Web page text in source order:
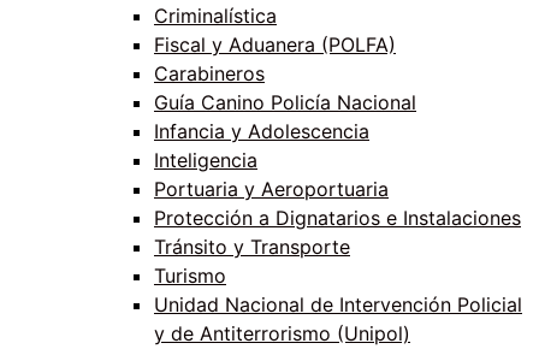
Criminalística
Fiscal y Aduanera (POLFA)
Carabineros
Guía Canino Policía Nacional
Infancia y Adolescencia
Inteligencia
Portuaria y Aeroportuaria
Protección a Dignatarios e Instalaciones
Tránsito y Transporte
Turismo
Unidad Nacional de Intervención Policial
y de Antiterrorismo (Unipol)